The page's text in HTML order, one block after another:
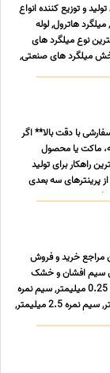
و توزیع کننده انواع
هاترول, لوله
نوع میلگرد های
میلگرد های صنعتی,
با دقت بالا** اگر
ماکت یا محصول
راهکار برای تولید
پرینترهای سه بعدی
را ب ... ...
مراجع خرید و فروش
سیم افشان و خشک
مسی, سیم خشک مسی, سیم نمره 0.75 – 0.25 میلیمتر, سیم نمره
1.5 – 1 میلیمتر, سیم نمره 10 – 4 میلیمتر, سیم نمره 2.5 میلیمتر,